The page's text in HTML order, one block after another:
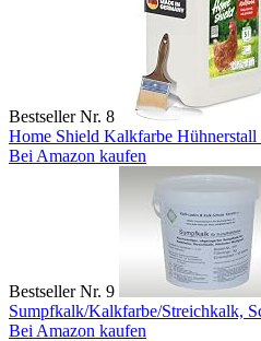
Bestseller Nr. 8
Home Shield Kalkfarbe
Bei Amazon kaufen
Bestseller Nr. 9
Sumpfkalk/Kalkfarbe/Streichkalk,
Bei Amazon kaufen